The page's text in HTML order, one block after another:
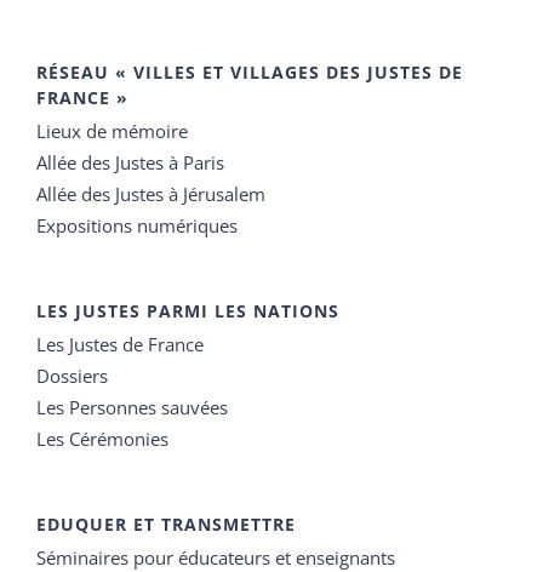
RÉSEAU « VILLES ET VILLAGES DES JUSTES DE
FRANCE »
Lieux de mémoire
Allée des Justes à Paris
Allée des Justes à Jérusalem
Expositions numériques
LES JUSTES PARMI LES NATIONS
Les Justes de France
Dossiers
Les Personnes sauvées
Les Cérémonies
EDUQUER ET TRANSMETTRE
Séminaires pour éducateurs et enseignants